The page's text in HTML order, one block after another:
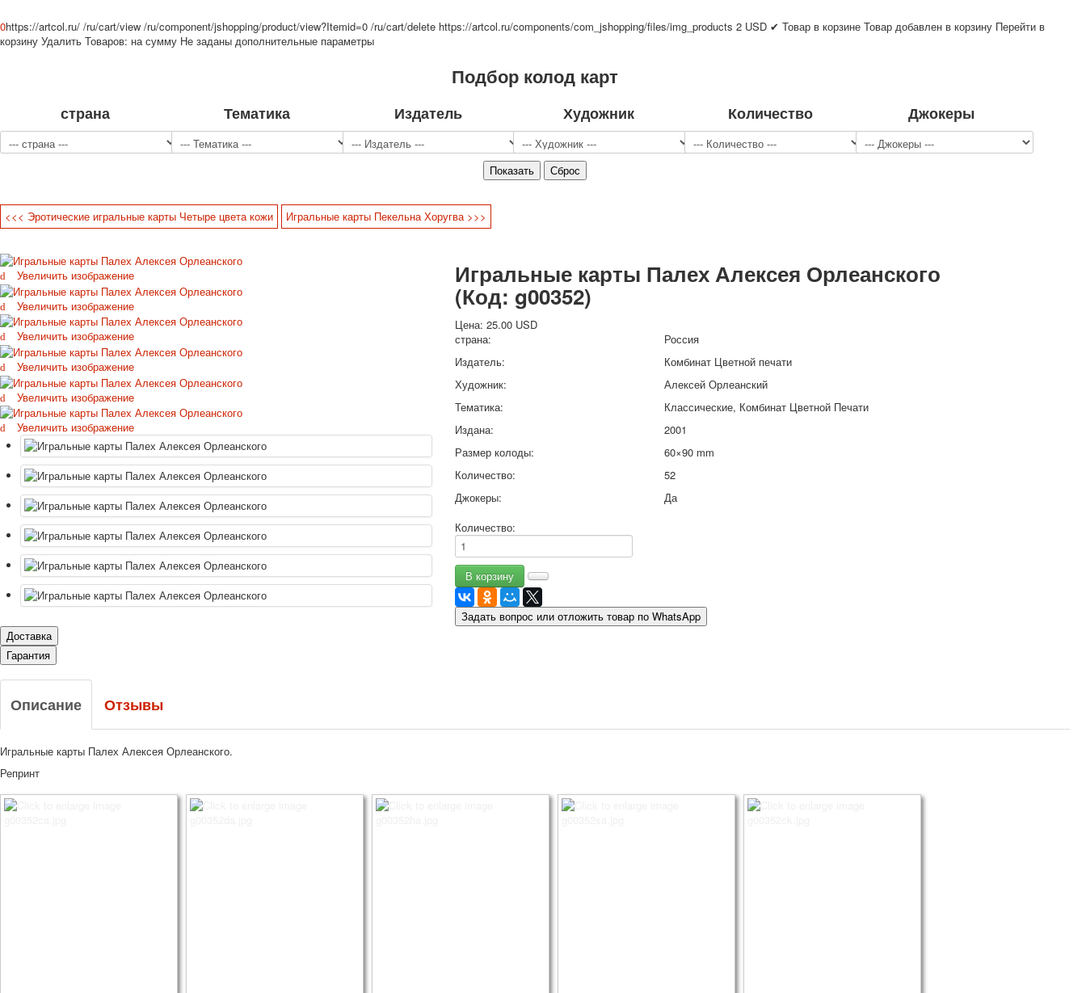
Джокеры
Комбинат Цветной Печати
Армия и полиция
Юмор
Открытки
С Новым годом!
С днём рождения!
1 мая
1 сентября школа
Новости
О сайте
Наше видео
доставка
Избранное
0https://artcol.ru/ /ru/cart/view /ru/component/jshopping/product/view?Itemid=0 /ru/cart/delete https://artcol.ru/components/com_jshopping/files/img_products 2 USD ✔ Товар в корзине Товар добавлен в корзину Перейти в
корзину Удалить Товаров: на сумму Не заданы дополнительные параметры
Подбор колод карт
страна Тематика Издатель Художник Количество Джокеры
<<< Эротические игральные карты Четыре цвета кожи Игральные карты Пекельна Хоругва >>>
Увеличить изображение
Увеличить изображение
Увеличить изображение
Увеличить изображение
Увеличить изображение
Увеличить изображение
Игральные карты Палех Алексея Орлеанского
(Код: g00352)
Цена:25.00 USD
страна:
Россия
Издатель:
Комбинат Цветной печати
Художник:
Алексей Орлеанский
Тематика:
Классические, Комбинат Цветной Печати
Издана:
2001
Размер колоды:
60×90 mm
Количество:
52
Джокеры:
Да
Количество:
Задать вопрос или отложить товар по WhatsApp
Доставка
Гарантия
Описание Отзывы
Игральные карты Палех Алексея Орлеанского.
Репринт